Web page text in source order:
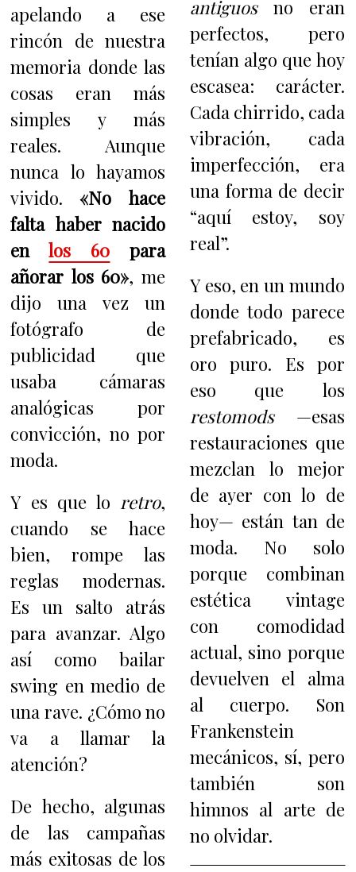
apelando a ese
rincón de nuestra
memoria donde las
cosas eran más
simples y más
reales. Aunque
nunca lo hayamos
vivido.«No hace
falta haber nacido
enlos 60 para
añorar los 60», me
dijo una vez un
fotógrafo de
publicidad que
usaba cámaras
analógicas por
convicción, no por
moda.
Y es que loretro,
cuando se hace
bien, rompe las
reglas modernas.
Es un salto atrás
para avanzar. Algo
así como bailar
swing en medio de
una rave. ¿Cómo no
va a llamar la
atención?
De hecho, algunas
de las campañas
más exitosas de los
antiguosno eran
perfectos, pero
tenían algo que hoy
escasea: carácter.
Cada chirrido, cada
vibración, cada
imperfección, era
una forma de decir
“aquí estoy, soy
real”.
Y eso, en un mundo
donde todo parece
prefabricado, es
oro puro. Es por
eso que los
restomods—esas
restauraciones que
mezclan lo mejor
de ayer con lo de
hoy— están tan de
moda. No solo
porque combinan
estética vintage
con comodidad
actual, sino porque
devuelven el alma
al cuerpo. Son
Frankenstein
mecánicos, sí, pero
también son
himnos al arte de
no olvidar.